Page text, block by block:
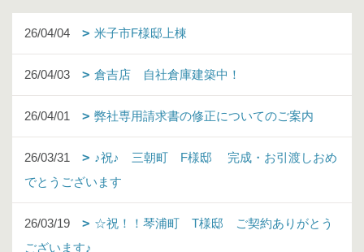
26/04/04 米子市F様邸上棟
26/04/03 倉吉店 自社倉庫建築中！
26/04/01 弊社専用請求書の修正についてのご案内
26/03/31
♪祝♪ 三朝町 F様邸 完成・お引渡しおめ
でとうございます
26/03/19
☆祝！！琴浦町 T様邸 ご契約ありがとう
ございます♪